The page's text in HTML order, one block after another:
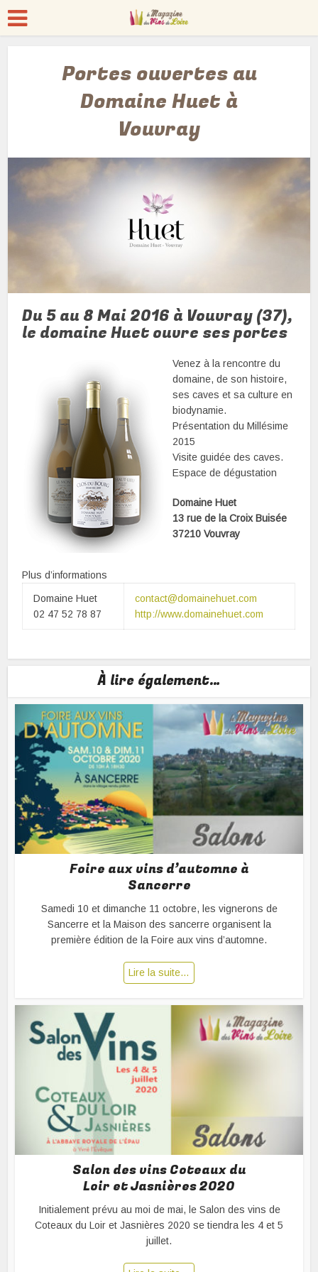
Portes ouvertes au
Domaine Huet à
Vouvray
Du 5 au 8 Mai 2016 à Vouvray (37),
le domaine Huet ouvre ses portes
Venez à la rencontre du
domaine, de son histoire,
ses caves et sa culture en
biodynamie.
Présentation du Millésime
2015
Visite guidée des caves.
Espace de dégustation
Domaine Huet
13 rue de la Croix Buisée
37210 Vouvray
Plus d’informations
Domaine Huet
02 47 52 78 87
contact@domainehuet.com
http://www.domainehuet.com
À lire également…
Foire aux vins d’automne à
Sancerre
Samedi 10 et dimanche 11 octobre, les vignerons de
Sancerre et la Maison des sancerre organisent la
première édition de la Foire aux vins d’automne.
Lire la suite…
Salon des vins Coteaux du
Loir et Jasnières 2020
Initialement prévu au moi de mai, le Salon des vins de
Coteaux du Loir et Jasnières 2020 se tiendra les 4 et 5
juillet.